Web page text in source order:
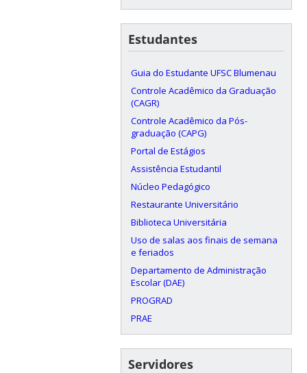
Estudantes
Guia do Estudante UFSC Blumenau
Controle Acadêmico da Graduação
(CAGR)
Controle Acadêmico da Pós-
graduação (CAPG)
Portal de Estágios
Assistência Estudantil
Núcleo Pedagógico
Restaurante Universitário
Biblioteca Universitária
Uso de salas aos finais de semana
e feriados
Departamento de Administração
Escolar (DAE)
PROGRAD
PRAE
Servidores